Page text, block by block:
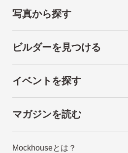
写真から探す
ビルダーを見つける
イベントを探す
マガジンを読む
Mockhouseとは？